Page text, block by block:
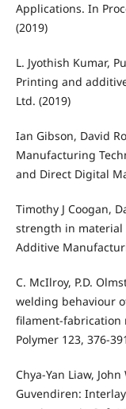
Applications. In
(2019)
L. Jyothish Kumar,
Printing and
Ltd. (2019)
Ian Gibson, David
Manufacturing
and Direct Digital
Timothy J Coogan,
strength in
Additive
C. McIlroy, P.D.
welding behaviour
filament-fabrication
Polymer 123, 376-
Chya-Yan Liaw,
Guvendiren: